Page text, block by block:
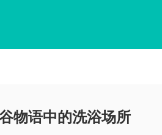
物语中的洗浴场所